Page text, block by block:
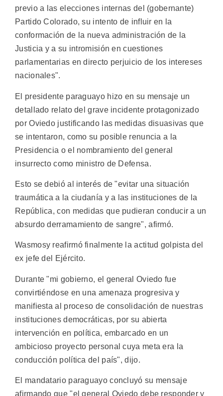
previo a las elecciones internas del (gobernante)
Partido Colorado, su intento de influir en la
conformación de la nueva administración de la
Justicia y a su intromisión en cuestiones
parlamentarias en directo perjuicio de los intereses
nacionales".
El presidente paraguayo hizo en su mensaje un
detallado relato del grave incidente protagonizado
por Oviedo justificando las medidas disuasivas que
se intentaron, como su posible renuncia a la
Presidencia o el nombramiento del general
insurrecto como ministro de Defensa.
Esto se debió al interés de "evitar una situación
traumática a la ciudanía y a las instituciones de la
República, con medidas que pudieran conducir a un
absurdo derramamiento de sangre", afirmó.
Wasmosy reafirmó finalmente la actitud golpista del
ex jefe del Ejército.
Durante "mi gobierno, el general Oviedo fue
convirtiéndose en una amenaza progresiva y
manifiesta al proceso de consolidación de nuestras
instituciones democráticas, por su abierta
intervención en política, embarcado en un
ambicioso proyecto personal cuya meta era la
conducción política del país", dijo.
El mandatario paraguayo concluyó su mensaje
afirmando que "el general Oviedo debe responder y